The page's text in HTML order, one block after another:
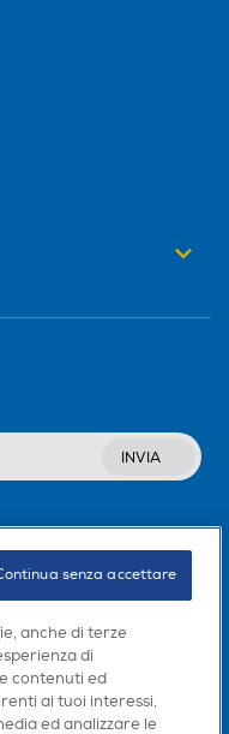
INVIA
anche di terze
di
contenuti ed
ai tuoi interessi,
ed analizzare le
senza accettare